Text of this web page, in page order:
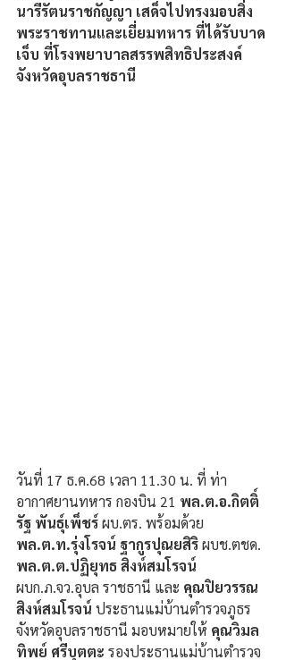
นารีรัตนราชกัญญา เสด็จไปทรงมอบสิ่ง
พระราชทานและเยี่ยมทหาร ที่ได้รับบาด
เจ็บ ที่โรงพยาบาลสรรพสิทธิประสงค์
จังหวัดอุบลราชธานี
วันที่ 17 ธ.ค.68 เวลา 11.30 น. ที่ ท่า
อากาศยานทหาร กองบิน 21 พล.ต.อ.กิตติ์
รัฐ พันธุ์เพ็ชร์ ผบ.ตร. พร้อมด้วย
พล.ต.ท.รุ่งโรจน์ ฐากูรปุณยสิริ ผบช.ตชด.
พล.ต.ต.ปฏิยุทธ สิงห์สมโรจน์
ผบก.ภ.จว.อุบล ราชธานี และ คุณปิยวรรณ
สิงห์สมโรจน์ ประธานแม่บ้านตำรวจภูธร
จังหวัดอุบลราชธานี มอบหมายให้ คุณวิมล
ทิพย์ ศรีบุตตะ รองประธานแม่บ้านตำรวจ